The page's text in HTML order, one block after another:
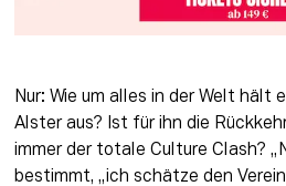
Nur: Wie um alles in der Welt hält
Alster aus? Ist für ihn die
immer der totale Culture Clash?
bestimmt, „ich schätze den